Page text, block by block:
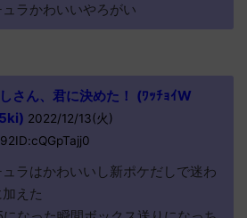
ラかわいいやろがい
さん、君に決めた！ (ﾜｯﾁｮｲW
2022/12/13(火)
ュラはかわいいし新ポケだしで迷わ
えた